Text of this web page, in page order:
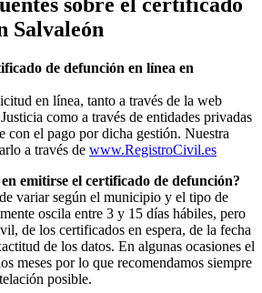
Salvaleón
de defunción en línea en
en línea, tanto a través de la web
como a través de entidades privadas
con el pago por dicha gestión. Nuestra
a través de www.RegistroCivil.es
emitirse el certificado de defunción?
variar según el municipio y el tipo de
oscila entre 3 y 15 días hábiles, pero
de los certificados en espera, de la fecha
de los datos. En algunas ocasiones el
meses por lo que recomendamos siempre
posible.